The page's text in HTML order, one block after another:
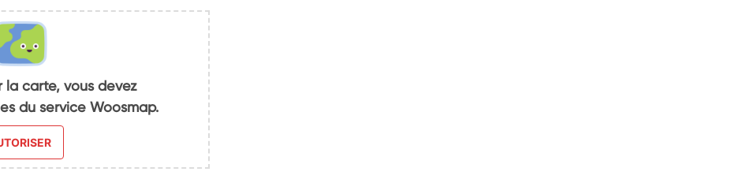
la carte, vous devez
du service Woosmap.